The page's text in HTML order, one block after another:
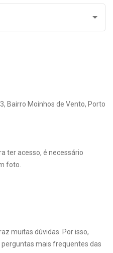
Bairro Moinhos de Vento, Porto
ter acesso, é necessário
foto.
muitas dúvidas. Por isso,
mais frequentes das